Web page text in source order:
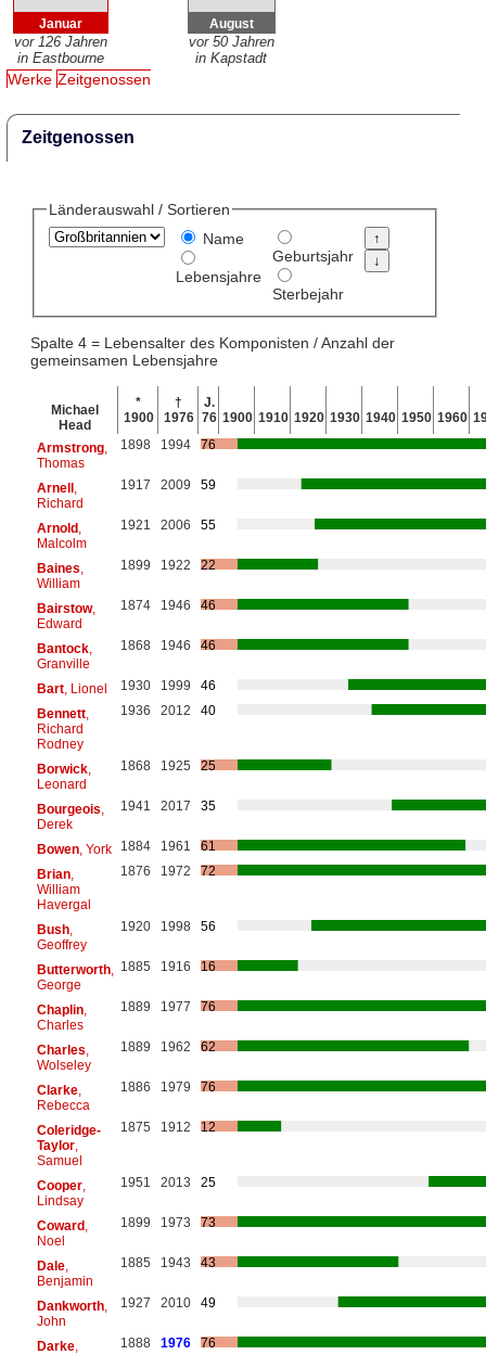
Januar
vor 126 Jahren
in Eastbourne
August
vor 50 Jahren
in Kapstadt
Werke Zeitgenossen
Zeitgenossen
Länderauswahl / Sortieren
Name
Lebensjahre
Geburtsjahr
Sterbejahr
Spalte 4 = Lebensalter des Komponisten / Anzahl der
gemeinsamen Lebensjahre
Michael
Head
*
1900
†
1976
J.
76 1900 1910 1920 1930 1940 1950 1960
Armstrong,
Thomas
1898 1994 76
Arnell,
Richard
1917 2009 59
Arnold,
Malcolm
1921 2006 55
Baines
William
1899 1922 22
Bairstow,
Edward
1874 1946 46
Bantock,
Granville
1868 1946 46
Bart, Lionel 1930 1999
46
Bennett,
Richard
Rodney
1936 2012 40
Borwick,
Leonard
1868 1925 25
Bourgeois
Derek
1941 2017 35
Bowen, York 1884 1961
61
Brian,
William
Havergal
1876 1972 72
Bush,
Geoffrey
1920 1998 56
Butterworth,
George
1885 1916 16
Chaplin,
Charles
1889 1977 76
Charles
Wolseley
1889 1962 62
Clarke,
Rebecca
1886 1979 76
Coleridge-
Taylor,
Samuel
1875 1912 12
Cooper,
Lindsay
1951 2013 25
Coward,
Noel
1899 1973 73
Dale,
Benjamin
1885 1943 43
Dankworth,
John
1927 2010 49
Darke,
1888 1976 76